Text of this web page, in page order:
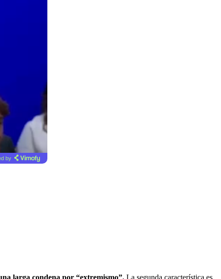
by
larga condena por “extremismo”. La segunda característica es